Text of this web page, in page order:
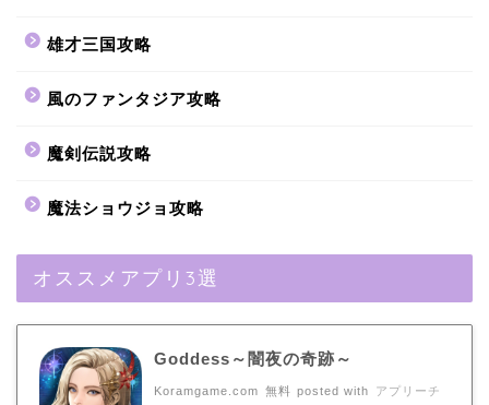
雄才三国攻略
風のファンタジア攻略
魔剣伝説攻略
魔法ショウジョ攻略
オススメアプリ3選
Goddess～闇夜の奇跡～
Koramgame.com 無料 posted with アプリーチ